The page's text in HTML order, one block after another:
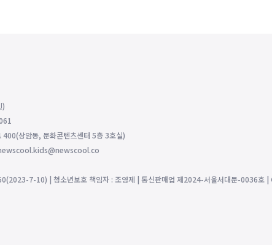
)
400(상암동, 문화콘텐츠센터 5층 3호실)
7-10) | 청소년보호 책임자 : 조영제 | 통신판매업 제2024-서울서대문-